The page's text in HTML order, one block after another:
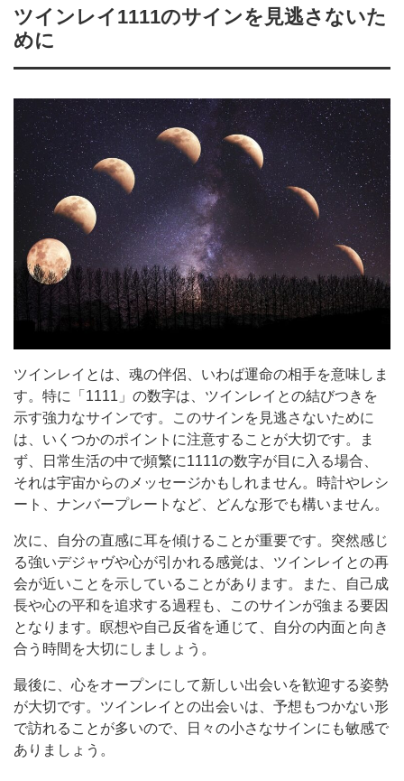
ツインレイ1111のサインを見逃さないた
めに
ツインレイとは、魂の伴侶、いわば運命の相手を意味しま
す。特に「1111」の数字は、ツインレイとの結びつきを
示す強力なサインです。このサインを見逃さないために
は、いくつかのポイントに注意することが大切です。ま
ず、日常生活の中で頻繁に1111の数字が目に入る場合、
それは宇宙からのメッセージかもしれません。時計やレシ
ート、ナンバープレートなど、どんな形でも構いません。
次に、自分の直感に耳を傾けることが重要です。突然感じ
る強いデジャヴや心が引かれる感覚は、ツインレイとの再
会が近いことを示していることがあります。また、自己成
長や心の平和を追求する過程も、このサインが強まる要因
となります。瞑想や自己反省を通じて、自分の内面と向き
合う時間を大切にしましょう。
最後に、心をオープンにして新しい出会いを歓迎する姿勢
が大切です。ツインレイとの出会いは、予想もつかない形
で訪れることが多いので、日々の小さなサインにも敏感で
ありましょう。